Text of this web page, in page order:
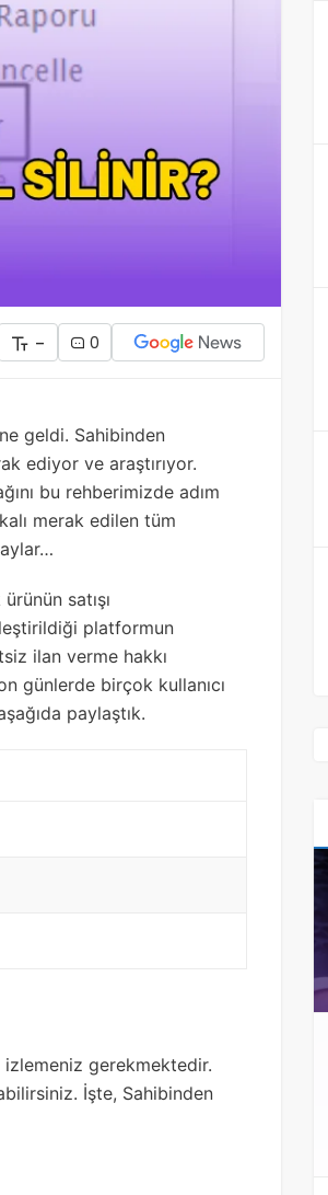
- 0
geldi. Sahibinden
ediyor ve araştırıyor.
bu rehberimizde adım
merak edilen tüm
satışı
platformun
ilan verme hakkı
günlerde birçok kullanıcı
paylaştık.
izlemeniz gerekmektedir.
İşte, Sahibinden